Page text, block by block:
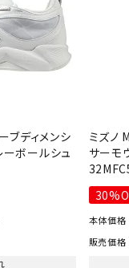
ェア
ア
ズ
ル
uhlsport
X Wilson
ブディメンシ
ーボールシュ
ミズノ
サーモ
本体価格
販売価格